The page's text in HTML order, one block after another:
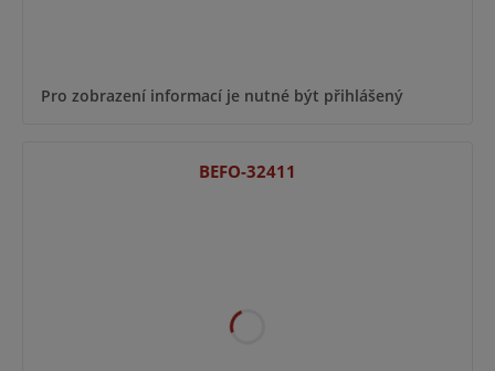
Pro zobrazení informací je nutné být přihlášený
BEFO-32411